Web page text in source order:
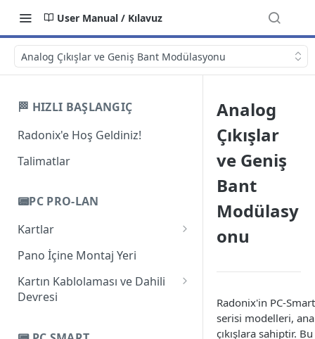
User Manual / Kılavuz
Analog Çıkışlar ve Geniş Bant Modülasyonu
🏁 HIZLI BAŞLANGIÇ
Radonix'e Hoş Geldiniz!
Talimatlar
📟PC PRO-LAN
Kartlar
Giriş
PC-Pro LAN 2A
PC-Pro LAN 3AS
Pano İçine Montaj Yeri
Kartın Kablolaması ve Dahili
Devresi
Analog
Çıkışlar
ve Geniş
Bant
Modülasy
onu
Radonix'in PC-Smart
serisi modelleri,
çıkışlara sahiptir. Bu